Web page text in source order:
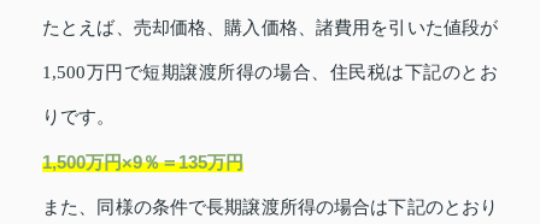
たとえば、売却価格、購入価格、諸費用を引いた値段が
1,500万円で短期譲渡所得の場合、住民税は下記のとお
りです。
1,500万円×9％＝135万円
また、同様の条件で長期譲渡所得の場合は下記のとおり